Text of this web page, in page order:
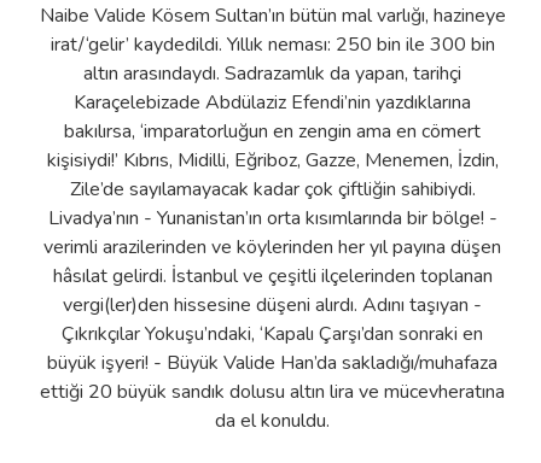
Naibe Valide Kösem Sultan’ın bütün mal varlığı, hazineye
irat/‘gelir’ kaydedildi. Yıllık neması: 250 bin ile 300 bin
altın arasındaydı. Sadrazamlık da yapan, tarihçi
Karaçelebizade Abdülaziz Efendi’nin yazdıklarına
bakılırsa, ‘imparatorluğun en zengin ama en cömert
kişisiydi!’ Kıbrıs, Midilli, Eğriboz, Gazze, Menemen, İzdin,
Zile’de sayılamayacak kadar çok çiftliğin sahibiydi.
Livadya’nın - Yunanistan’ın orta kısımlarında bir bölge! -
verimli arazilerinden ve köylerinden her yıl payına düşen
hâsılat gelirdi. İstanbul ve çeşitli ilçelerinden toplanan
vergi(ler)den hissesine düşeni alırdı. Adını taşıyan -
Çıkrıkçılar Yokuşu’ndaki, ‘Kapalı Çarşı’dan sonraki en
büyük işyeri! - Büyük Valide Han’da sakladığı/muhafaza
ettiği 20 büyük sandık dolusu altın lira ve mücevheratına
da el konuldu.